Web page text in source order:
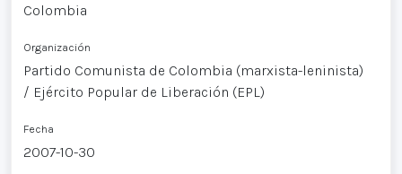
Colombia
Organización
Partido Comunista de Colombia (marxista-leninista)
/ Ejército Popular de Liberación (EPL)
Fecha
2007-10-30